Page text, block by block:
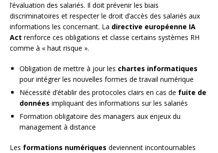
l’évaluation des salariés. Il doit prévenir les biais
discriminatoires et respecter le droit d’accès des salariés aux
informations les concernant. La directive européenne IA
Act renforce ces obligations et classe certains systèmes RH
comme à « haut risque ».
Obligation de mettre à jour les chartes informatiques
pour intégrer les nouvelles formes de travail numérique
Nécessité d’établir des protocoles clairs en cas de fuite de
données impliquant des informations sur les salariés
Formation obligatoire des managers aux enjeux du
management à distance
Les formations numériques deviennent incontournables